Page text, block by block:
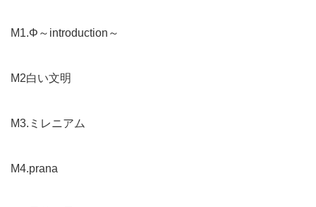
M1.Φ～introduction～
M2白い文明
M3.ミレニアム
M4.prana